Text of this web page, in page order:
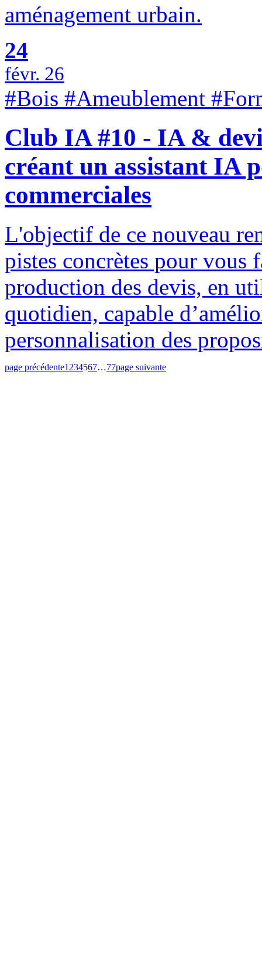
aménagement urbain.
24
févr. 26
#Bois #Ameublement
Club IA #10 - IA &
créant un assistant IA
commerciales
L'objectif de ce nouveau
pistes concrètes pour vous
production des devis, en
quotidien, capable
personnalisation des
page précédente1 234567…77page suivante